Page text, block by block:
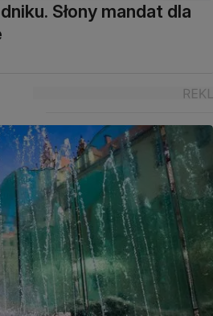
Słony mandat dla